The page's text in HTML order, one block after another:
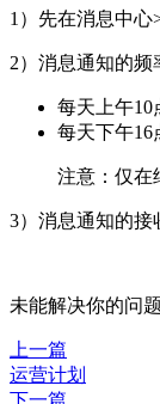
1）先在消息中
2）消息通知的频
每天上午
每天下午
注意：仅在
3）消息通知的接
未能解决你的问
上一篇
运营计划
下一篇